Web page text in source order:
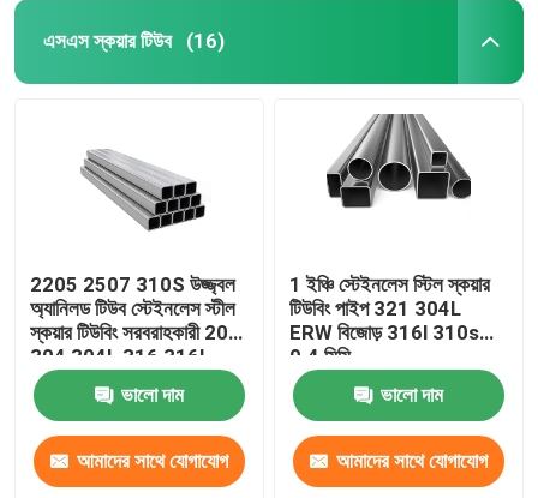
এসএস স্কয়ার টিউব (16)
2205 2507 310S উজ্জ্বল
অ্যানিলড টিউব স্টেইনলেস স্টীল
স্কয়ার টিউবিং সরবরাহকারী 201
304 304L 316 316L
ভালো দাম
আমাদের সাথে যোগাযোগ
1 ইঞ্চি স্টেইনলেস স্টিল স্কয়ার
টিউবিং পাইপ 321 304L
ERW বিজোড় 316l 310s
0.4 মিমি
ভালো দাম
আমাদের সাথে যোগাযোগ